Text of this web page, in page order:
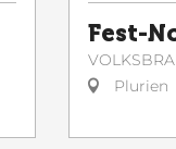
Fest-
Plurien